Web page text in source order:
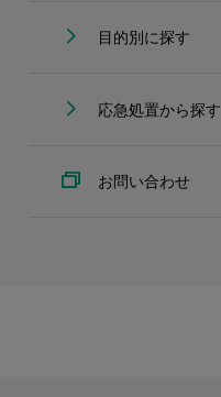
目的別に探す
応急処置から探す
お問い合わせ